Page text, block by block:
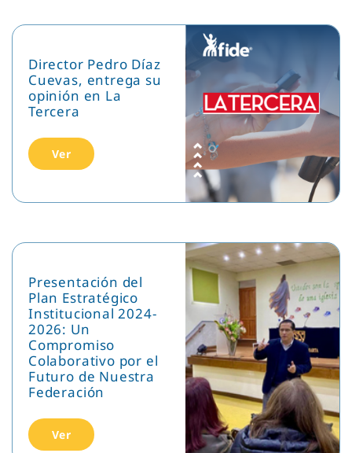
Director Pedro Díaz
Cuevas, entrega su
opinión en La
Tercera
Ver
Presentación del
Plan Estratégico
Institucional 2024-
2026: Un
Compromiso
Colaborativo por el
Futuro de Nuestra
Federación
Ver